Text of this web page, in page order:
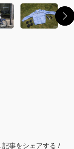
記事をシェアする /